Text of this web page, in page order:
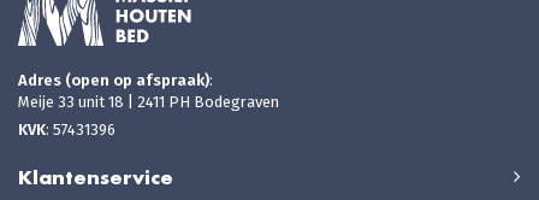
Adres (open op afspraak):
Meije 33 unit 18 | 2411 PH Bodegraven
KVK: 57431396
Klantenservice